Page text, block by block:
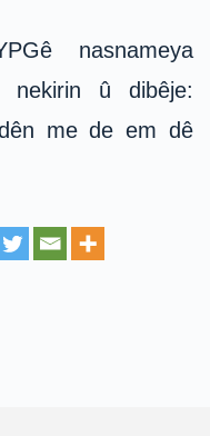
nasnameya
nekirin û dibêje:
me de em dê